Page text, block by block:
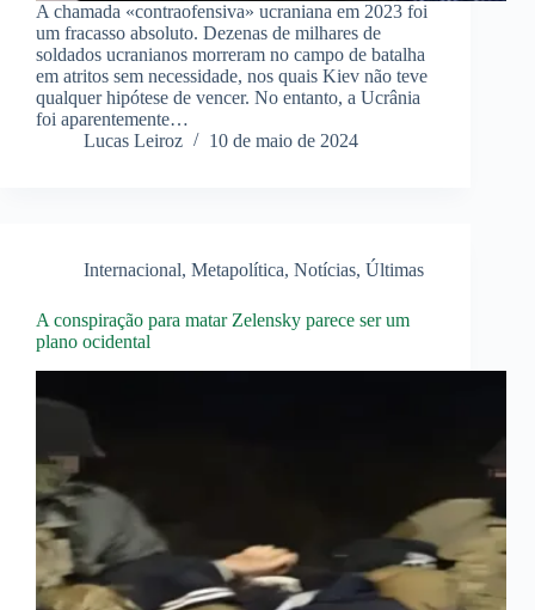
A chamada «contraofensiva» ucraniana em 2023 foi
um fracasso absoluto. Dezenas de milhares de
soldados ucranianos morreram no campo de batalha
em atritos sem necessidade, nos quais Kiev não teve
qualquer hipótese de vencer. No entanto, a Ucrânia
foi aparentemente…
Lucas Leiroz
10 de maio de 2024
Internacional, Metapolítica, Notícias, Últimas
A conspiração para matar Zelensky parece ser um
plano ocidental